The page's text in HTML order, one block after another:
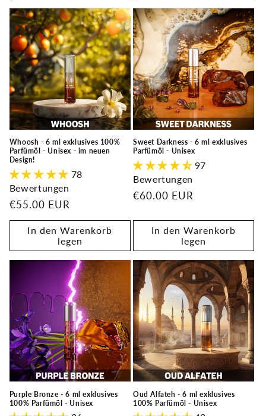
Whoosh - 6 ml exklusives 100%
Parfümöl - Unisex - im neuen
Design!
78
Bewertungen
Normaler
Preis
€55.00 EUR
In den Warenkorb
legen
Sweet Darkness - 6 ml exklusives
Parfümöl - Unisex
97
Bewertungen
Normaler
€60.00 EUR
In den Warenkorb
legen
Purple Bronze - 6 ml exklusives
100% Parfümöl - Unisex
Oud Alfateh - 6 ml exklusives
100% Parfümöl - Unisex